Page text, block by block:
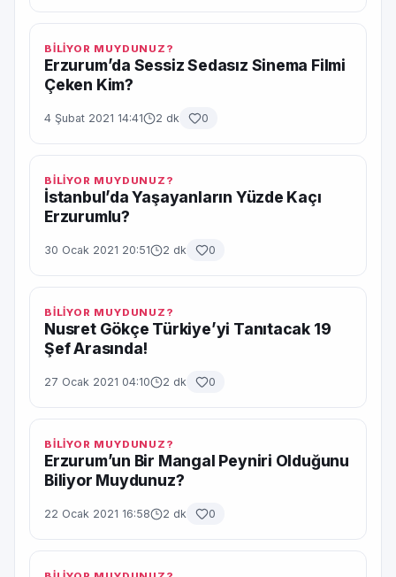
BİLİYOR MUYDUNUZ?
Erzurum’da Sessiz Sedasız Sinema Filmi
Çeken Kim?
4 Şubat 2021 14:41 2 dk 0
BİLİYOR MUYDUNUZ?
İstanbul’da Yaşayanların Yüzde Kaçı
Erzurumlu?
30 Ocak 2021 20:51 2 dk 0
BİLİYOR MUYDUNUZ?
Nusret Gökçe Türkiye’yi Tanıtacak 19
Şef Arasında!
27 Ocak 2021 04:10 2 dk 0
BİLİYOR MUYDUNUZ?
Erzurum’un Bir Mangal Peyniri Olduğunu
Biliyor Muydunuz?
22 Ocak 2021 16:58 2 dk 0